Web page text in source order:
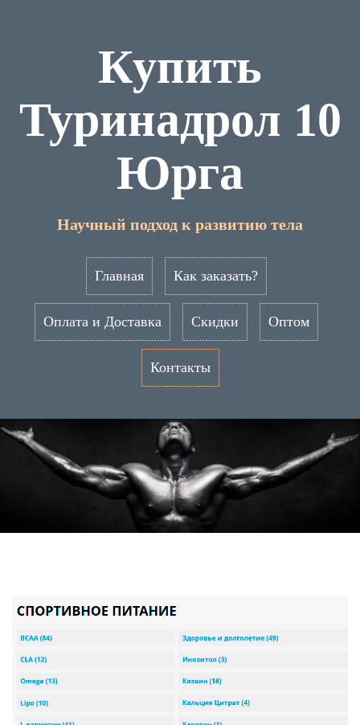
Купить
Туринадрол 10
Юрга
Научный подход к развитию тела
Главная Как заказать?
Оплата и Доставка Скидки Оптом
Контакты